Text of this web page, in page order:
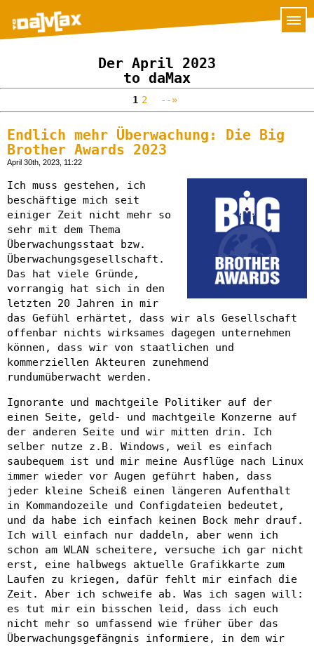
Der April 2023
to daMax
1 2 --»
Endlich mehr Überwachung: Die Big
Brother Awards 2023
April 30th, 2023, 11:22
Ich muss gestehen, ich
beschäftige mich seit
einiger Zeit nicht mehr so
sehr mit dem Thema
Überwachungsstaat bzw.
Überwachungsgesellschaft.
Das hat viele Gründe,
vorrangig hat sich in den
letzten 20 Jahren in mir
das Gefühl erhärtet, dass wir als Gesellschaft
offenbar nichts wirksames dagegen unternehmen
können, dass wir von staatlichen und
kommerziellen Akteuren zunehmend
rundumüberwacht werden.
Ignorante und machtgeile Politiker auf der
einen Seite, geld- und machtgeile Konzerne auf
der anderen Seite und wir mitten drin. Ich
selber nutze z.B. Windows, weil es einfach
saubequem ist und mir meine Ausflüge nach Linux
immer wieder vor Augen geführt haben, dass
jeder kleine Scheiß einen längeren Aufenthalt
in Kommandozeile und Configdateien bedeutet,
und da habe ich einfach keinen Bock mehr drauf.
Ich will einfach nur daddeln, aber wenn ich
schon am WLAN scheitere, versuche ich gar nicht
erst, eine halbwegs aktuelle Grafikkarte zum
Laufen zu kriegen, dafür fehlt mir einfach die
Zeit. Aber ich schweife ab. Was ich sagen will:
es tut mir ein bisschen leid, dass ich euch
nicht mehr so umfassend wie früher über das
Überwachungsgefängnis informiere, in dem wir